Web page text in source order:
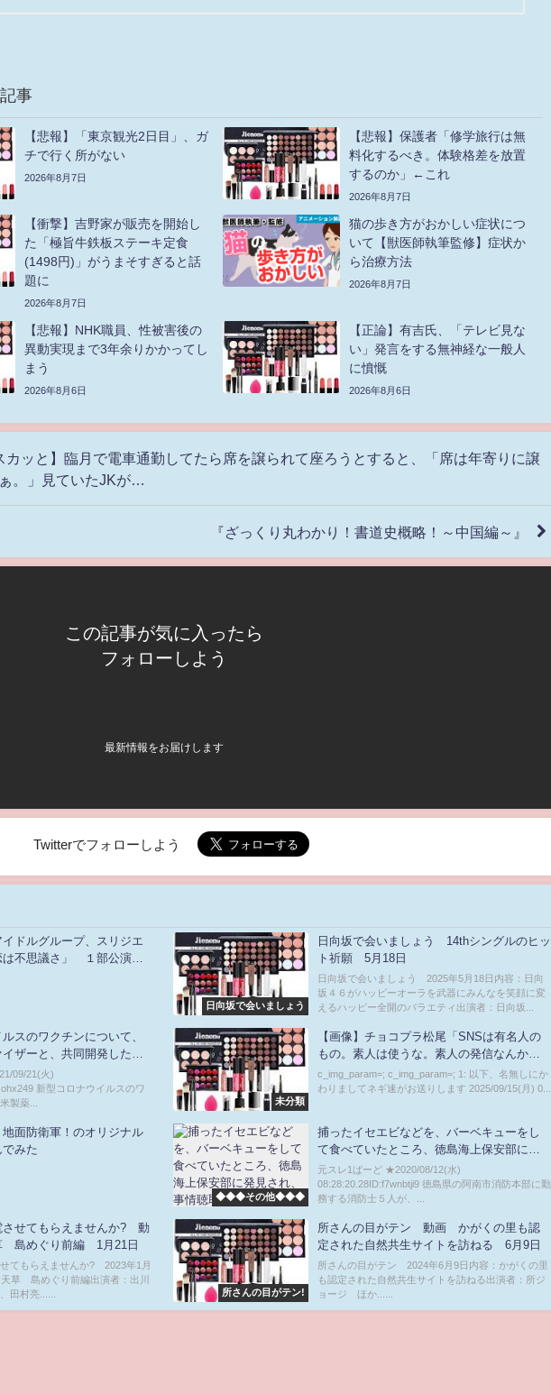
事
【悲報】「東京観光2日目」、ガ
チで行く所がない
2026年8月7日
【悲報】保護者「修学旅行は無
料化するべき。体験格差を放置
するのか」←これ
2026年8月7日
【衝撃】吉野家が販売を開始し
た「極旨牛鉄板ステーキ定食
(1498円)」がうまそすぎると話
題に
2026年8月7日
猫の歩き方がおかしい症状につ
いて【獣医師執筆監修】症状か
ら治療方法
2026年8月7日
【悲報】NHK職員、性被害後の
異動実現まで3年余りかかってし
まう
2026年8月6日
【正論】有吉氏、「テレビ見な
い」発言をする無神経な一般人
に憤慨
2026年8月6日
カッと】臨月で電車通勤してたら席を譲られて座ろうとすると、「席は年寄りに譲
。」見ていたJKが…
『ざっくり丸わかり！書道史概略！～中国編～』
この記事が気に入ったら
フォローしよう
最新情報をお届けします
Twitterでフォローしよう
ドルグループ、スリジエ
は不思議さ」 １部公演
日向坂で会いましょう
日向坂で会いましょう 14thシングルのヒッ
ト祈願 5月18日
日向坂で会いましょう 2025年5月18日内容：日向
坂４６がハッピーオーラを武器にみんなを笑顔に変
えるハッピー全開のバラエティ出演者：日向坂...
スのワクチンについて、
ザーと、共同開発した独
テックは20日、5〜11歳で
示すデータが確認できた
試験の結果を発表した
09/21(火)
新型コロナウイルスのワ
製薬...
未分類
【画像】チョコプラ松尾「SNSは有名人の
もの。素人は使うな。素人の発信なんか意
味ない。有名人の発信を見ろ」
c_img_param=; c_img_param=; 1: 以下、名無しにか
わりましてネギ速がお送りします 2025/09/15(月) 0...
地面防衛軍！のオリジナル
でみた
◆◆◆その他◆◆◆
捕ったイセエビなどを、バーベキューをし
て食べていたところ、徳島海上保安部に発
見され、事情聴取を受けました
元スレ1ばーど ★2020/08/12(水)
08:28:20.28ID:f7wnbtji9 徳島県の阿南市消防本部に勤
務する消防士５人が、...
させてもらえませんか? 動
島めぐり前編 1月21日
てもらえませんか? 2023年1月
草 島めぐり前編出演者：出川
田村亮......
所さんの目がテン!
所さんの目がテン 動画 かがくの里も認
定された自然共生サイトを訪ねる 6月9日
所さんの目がテン 2024年6月9日内容：かがくの里
も認定された自然共生サイトを訪ねる出演者：所ジ
ョージ ほか......